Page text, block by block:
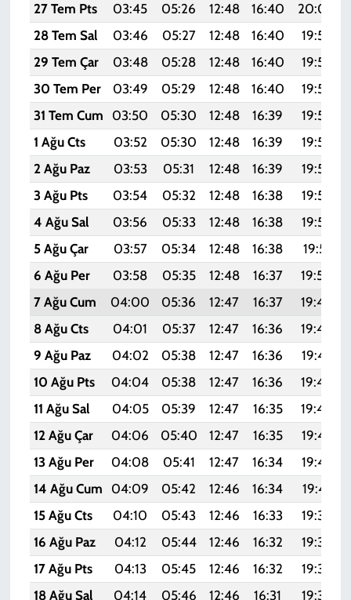
27 Tem Pts
03:45 05:26 12:48 16:40 20:00
28 Tem Sal
03:46 05:27 12:48 16:40 19:59
29 Tem Çar
03:48 05:28 12:48 16:40 19:58
30 Tem Per
03:49 05:29 12:48 16:40 19:57
31 Tem Cum
03:50 05:30 12:48 16:39 19:57
1 Ağu Cts
03:52 05:30 12:48 16:39 19:56
2 Ağu Paz
03:53 05:31 12:48 16:39 19:55
3 Ağu Pts
03:54 05:32 12:48 16:38 19:54
4 Ağu Sal
03:56 05:33 12:48 16:38 19:52
5 Ağu Çar
03:57 05:34 12:48 16:38 19:51
6 Ağu Per
03:58 05:35 12:48 16:37 19:50
7 Ağu Cum
04:00 05:36 12:47 16:37 19:49
8 Ağu Cts
04:01 05:37 12:47 16:36 19:48
9 Ağu Paz
04:02 05:38 12:47 16:36 19:47
10 Ağu Pts
04:04 05:38 12:47 16:36 19:46
11 Ağu Sal
04:05 05:39 12:47 16:35 19:44
12 Ağu Çar
04:06 05:40 12:47 16:35
19:43
13 Ağu Per
04:08 05:41 12:47 16:34 19:42
14 Ağu Cum
04:09 05:42 12:46 16:34 19:41
15 Ağu Cts
04:10 05:43 12:46 16:33 19:39
16 Ağu Paz
04:12 05:44 12:46 16:32 19:38
17 Ağu Pts
04:13 05:45 12:46 16:32 19:37
18 Ağu Sal
04:14 05:46 12:46 16:31 19:35